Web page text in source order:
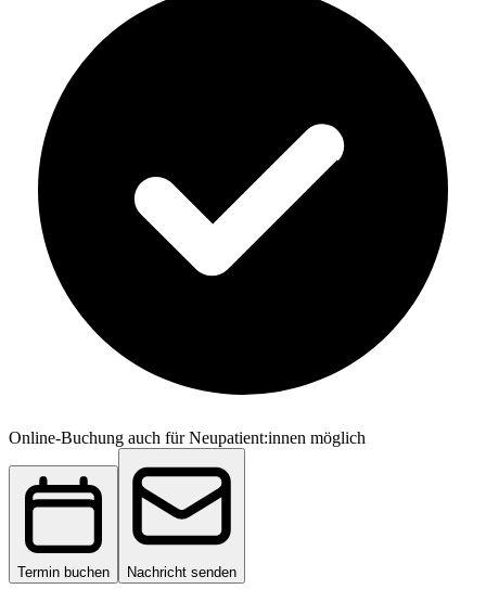
Online-Buchung auch für Neupatient:innen möglich
Termin buchen Nachricht senden